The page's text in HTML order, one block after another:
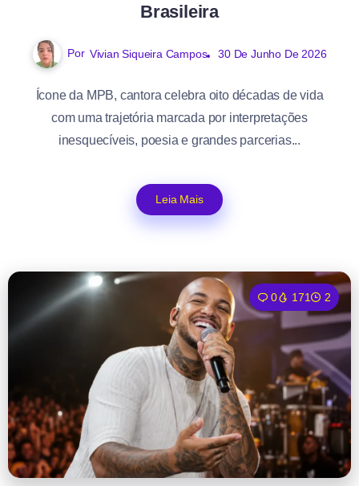
Brasileira
Por Vivian Siqueira Campos 30 De Junho De 2026
Ícone da MPB, cantora celebra oito décadas de vida
com uma trajetória marcada por interpretações
inesquecíveis, poesia e grandes parcerias...
Leia Mais
0 171 2